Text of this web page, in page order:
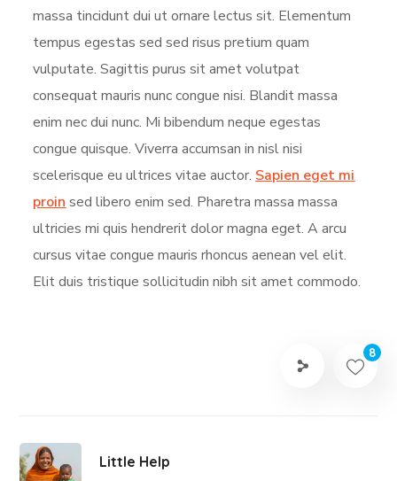
massa tincidunt dui ut ornare lectus sit. Elementum
tempus egestas sed sed risus pretium quam
vulputate. Sagittis purus sit amet volutpat
consequat mauris nunc congue nisi. Blandit massa
enim nec dui nunc. Mi bibendum neque egestas
congue quisque. Viverra accumsan in nisl nisi
scelerisque eu ultrices vitae auctor. Sapien eget mi
proin sed libero enim sed. Pharetra massa massa
ultricies mi quis hendrerit dolor magna eget. A arcu
cursus vitae congue mauris rhoncus aenean vel elit.
Elit duis tristique sollicitudin nibh sit amet commodo.
8
Little Help